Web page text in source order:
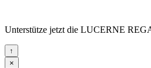
Unterstütze jetzt die LUCERNE
↑
×